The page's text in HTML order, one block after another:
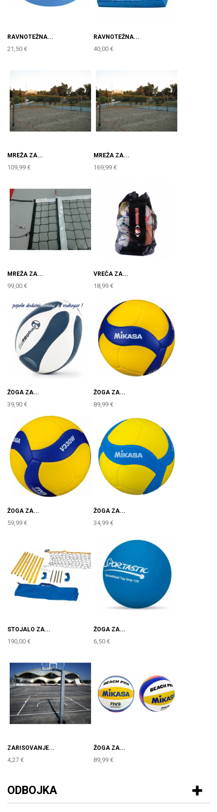
RAVNOTEŽNA...
21,50 €
RAVNOTEŽNA...
40,00 €
MREŽA ZA...
109,99 €
MREŽA ZA...
169,99 €
MREŽA ZA...
99,00 €
VREČA ZA...
18,99 €
ŽOGA ZA...
39,90 €
ŽOGA ZA...
89,99 €
ŽOGA ZA...
59,99 €
ŽOGA ZA...
34,99 €
STOJALO ZA...
190,00 €
ŽOGA ZA...
6,50 €
ZARISOVANJE...
4,27 €
ŽOGA ZA...
89,99 €
ODBOJKA